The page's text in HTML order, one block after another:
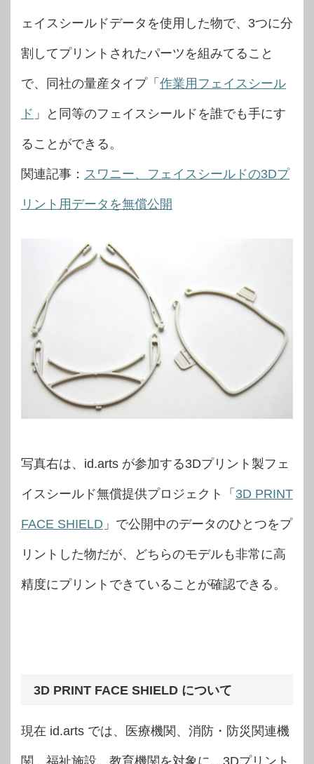
ェイスシールドデータを使用した物で、3つに分
割してプリントされたパーツを組みてること
で、同社の量産タイプ「 作業用フェイスシール
ド 」と同等のフェイスシールドを誰でも手にす
ることができる。
関連記事： スワニー、フェイスシールドの3Dプ
リント用データを無償公開
写真右は、id.arts が参加する3Dプリント製フェ
イスシールド無償提供プロジェクト「 3D PRINT
FACE SHIELD 」で公開中のデータのひとつをプ
リントした物だが、どちらのモデルも非常に高
精度にプリントできていることが確認できる。
3D PRINT FACE SHIELD について
現在 id.arts では、医療機関、消防・防災関連機